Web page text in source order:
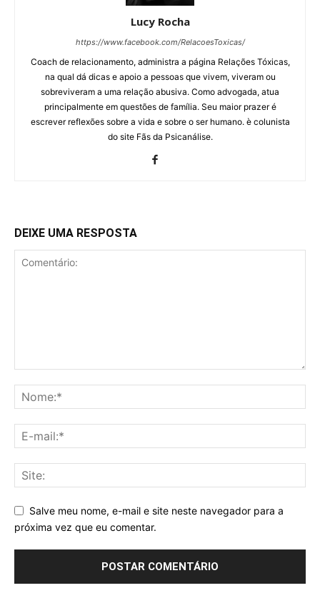
Lucy Rocha
https://www.facebook.com/RelacoesToxicas/
Coach de relacionamento, administra a página Relações Tóxicas,
na qual dá dicas e apoio a pessoas que vivem, viveram ou
sobreviveram a uma relação abusiva. Como advogada, atua
principalmente em questões de família. Seu maior prazer é
escrever reflexões sobre a vida e sobre o ser humano. è colunista
do site Fãs da Psicanálise.
DEIXE UMA RESPOSTA
Salve meu nome, e-mail e site neste navegador para a
próxima vez que eu comentar.